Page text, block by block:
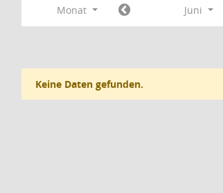
Monat Juni
Keine Daten gefunden.